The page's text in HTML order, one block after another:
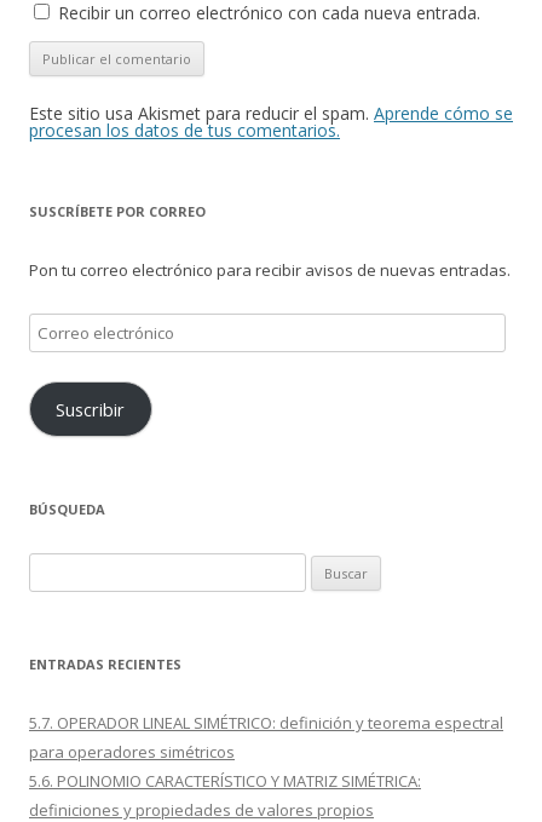
Recibir un correo electrónico con cada nueva entrada.
Este sitio usa Akismet para reducir el spam. Aprende cómo se
procesan los datos de tus comentarios.
SUSCRÍBETE POR CORREO
Pon tu correo electrónico para recibir avisos de nuevas entradas.
Correo
electrónico
Suscribir
BÚSQUEDA
ENTRADAS RECIENTES
5.7. OPERADOR LINEAL SIMÉTRICO: definición y teorema espectral
para operadores simétricos
5.6. POLINOMIO CARACTERÍSTICO Y MATRIZ SIMÉTRICA:
definiciones y propiedades de valores propios